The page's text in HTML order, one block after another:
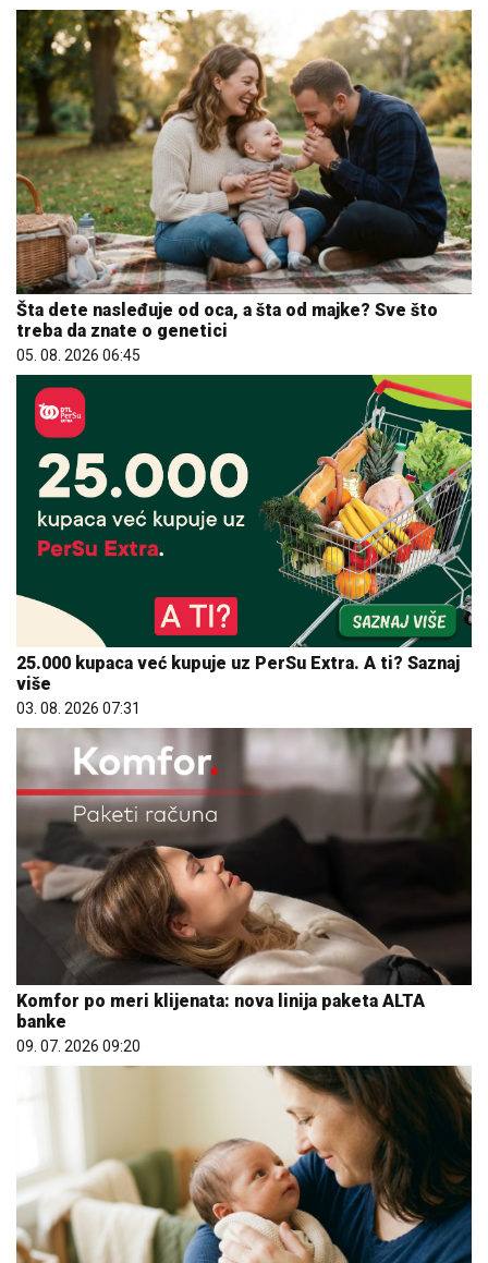
Šta dete nasleđuje od oca, a šta od majke? Sve što
treba da znate o genetici
05. 08. 2026 06:45
25.000 kupaca već kupuje uz PerSu Extra. A ti? Saznaj
više
03. 08. 2026 07:31
Komfor po meri klijenata: nova linija paketa ALTA
banke
09. 07. 2026 09:20